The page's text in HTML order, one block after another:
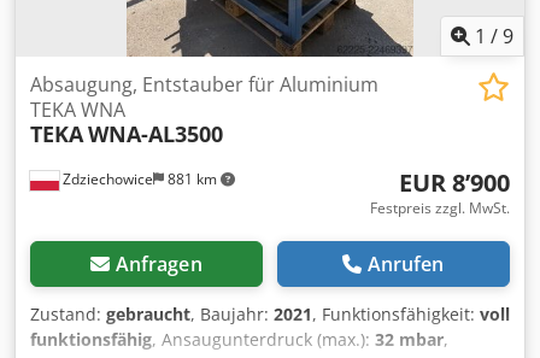
1 /9
Zdziechowice 881 km
Absaugung, Entstauber für Aluminium
TEKA WNA
TEKAWNA-AL3500
EUR 8’900
Festpreis zzgl. MwSt.
Anfragen Anrufen
Zustand: gebraucht, Baujahr: 2021, Funktionsfähigkeit: voll
funktionsfähig, Ansaugunterdruck (max.): 32 mbar,